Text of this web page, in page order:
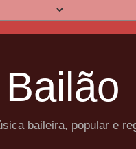
baileira, popular e